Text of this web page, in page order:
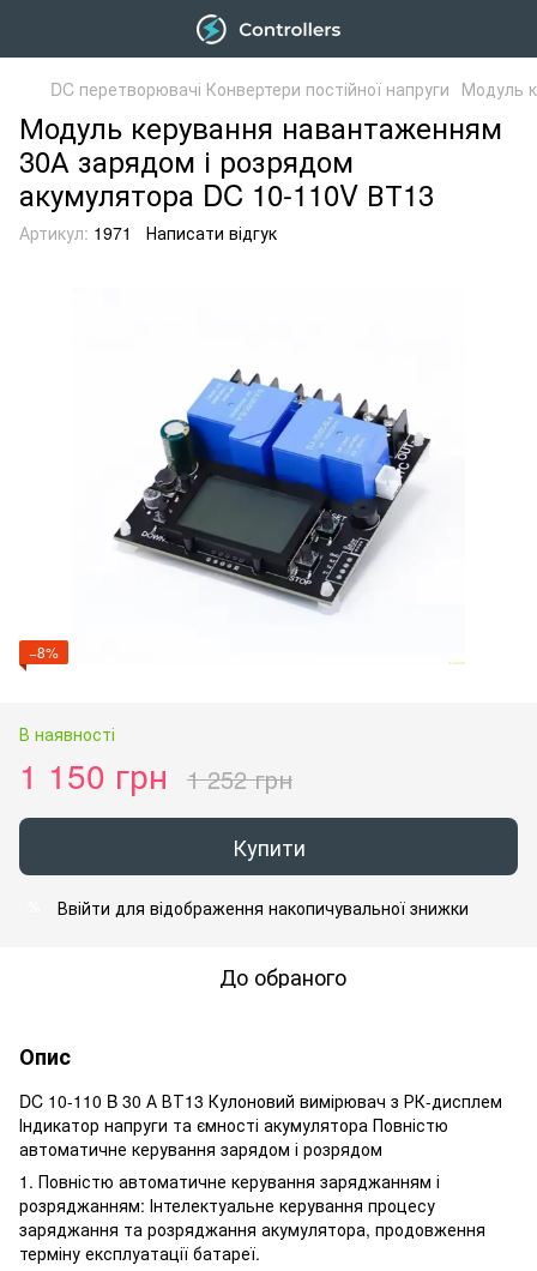
DC перетворювачі Конвертери постійної напруги Модуль
Модуль керування навантаженням
30А зарядом і розрядом
акумулятора DC 10-110V ВТ13
Артикул: 1971 Написати відгук
−8%
В наявності
1 150 грн 1 252 грн
Купити
Ввійти для відображення накопичувальної знижки
До обраного
Опис
DC 10-110 B 30 А ВТ13 Кулоновий вимірювач з РК-дисплем
Індикатор напруги та ємності акумулятора Повністю
автоматичне керування зарядом і розрядом
1. Повністю автоматичне керування заряджанням і
розряджанням: Інтелектуальне керування процесу
заряджання та розряджання акумулятора, продовження
терміну експлуатації батареї.